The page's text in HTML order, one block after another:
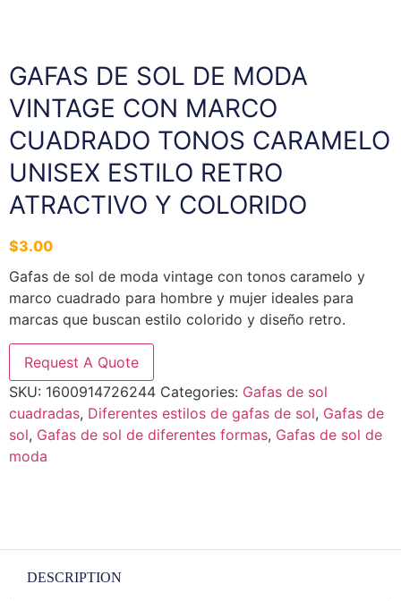
GAFAS DE SOL DE MODA
VINTAGE CON MARCO
CUADRADO TONOS CARAMELO
UNISEX ESTILO RETRO
ATRACTIVO Y COLORIDO
$3.00
Gafas de sol de moda vintage con tonos caramelo y
marco cuadrado para hombre y mujer ideales para
marcas que buscan estilo colorido y diseño retro.
Request A Quote
SKU: 1600914726244 Categories: Gafas de sol
cuadradas, Diferentes estilos de gafas de sol, Gafas de
sol, Gafas de sol de diferentes formas, Gafas de sol de
moda
DESCRIPTION